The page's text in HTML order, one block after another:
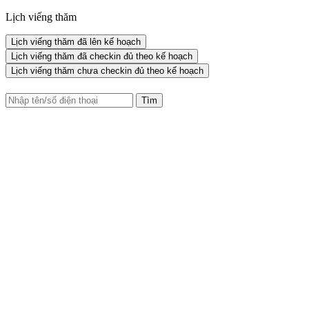
Lịch viếng thăm
Lịch viếng thăm đã lên kế hoạch
Lịch viếng thăm đã checkin đủ theo kế hoạch
Lịch viếng thăm chưa checkin đủ theo kế hoạch
Tìm